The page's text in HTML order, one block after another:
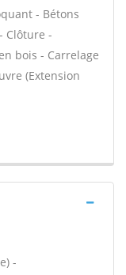
- Bétons
Clôture -
bois - Carrelage
(Extension
-